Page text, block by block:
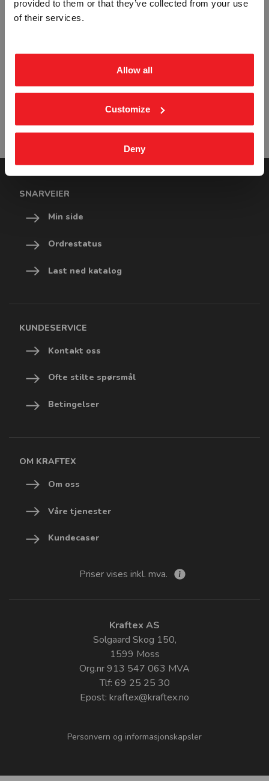
provided to them or that they’ve collected from your use
of their services.
Allow all
Customize
Deny
UTFREST STÅL HUSNUMMER SKILT
SNARVEIER
Min side
Ordrestatus
Last ned katalog
KUNDESERVICE
Kontakt oss
Ofte stilte spørsmål
Betingelser
OM KRAFTEX
Om oss
Våre tjenester
Kundecaser
Priser vises inkl. mva.
Kraftex AS
Solgaard Skog 150,
1599 Moss
Org.nr 913 547 063 MVA
Tlf: 69 25 25 30
Epost: kraftex@kraftex.no
Personvern og informasjonskapsler
BEDRIFT PRIVAT